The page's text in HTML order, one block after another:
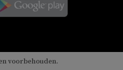
voorbehouden.